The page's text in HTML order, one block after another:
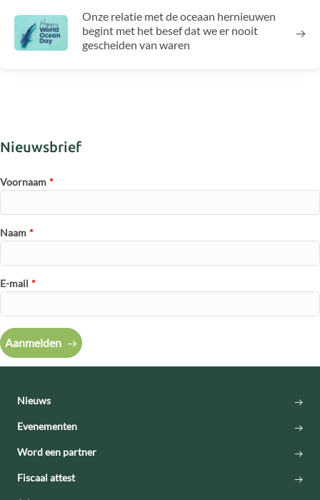
Onze relatie met de oceaan hernieuwen
begint met het besef dat we er nooit
gescheiden van waren
Nieuwsbrief
Voornaam *
Naam *
E-mail *
Aanmelden
Nieuws
Evenementen
Word een partner
Fiscaal attest